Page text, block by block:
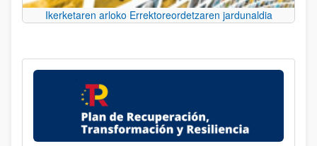
Ikerketaren arloko Errektoreordetzaren jardunaldia